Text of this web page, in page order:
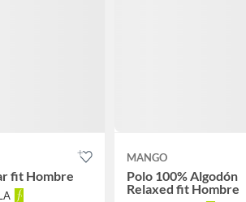
fit Hombre
MANGO
Polo 100% Algodón
Relaxed fit Hombre